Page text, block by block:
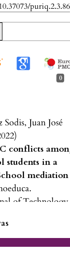
puriq.2.3.86
0
Juan José
conflicts
students in a
mediation
of Technology